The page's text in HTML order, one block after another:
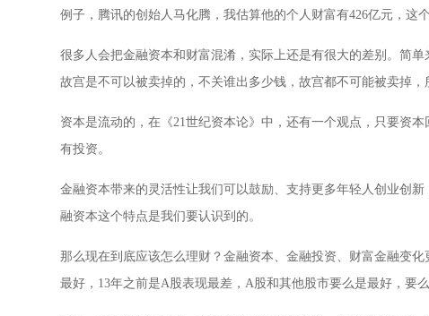
例子，腾讯的创始人马化腾，我估算他的个人财富有426亿元，这
很多人会把金融资本和财富混淆，实际上还是有很大的差别。简
故宫是不可以被卖掉的，不关谁出多少钱，故宫都不可能被卖掉
资本是流动的，在《21世纪资本论》中，还有一个观点，只要资
有投资。
金融资本带来的灵活性让我们可以鼓励、支持更多年轻人创业创
融资本这个特点是我们要认识到的。
那么现在到底应该怎么理财？金融资本、金融投资、财富金融变
最好，13年之前是A股表现最差，A股和其他股市要么是最好，要